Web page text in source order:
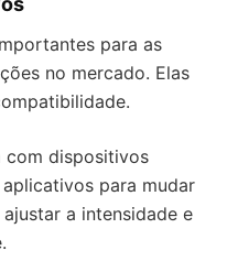
para as
no mercado. Elas
com dispositivos
para mudar
a intensidade e